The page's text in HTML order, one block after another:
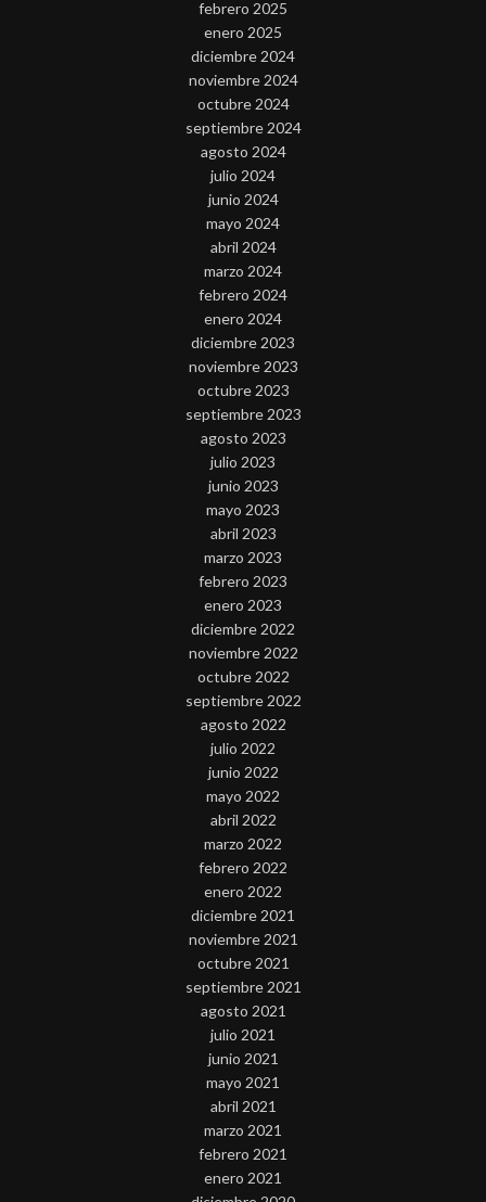
febrero 2025
enero 2025
diciembre 2024
noviembre 2024
octubre 2024
septiembre 2024
agosto 2024
julio 2024
junio 2024
mayo 2024
abril 2024
marzo 2024
febrero 2024
enero 2024
diciembre 2023
noviembre 2023
octubre 2023
septiembre 2023
agosto 2023
julio 2023
junio 2023
mayo 2023
abril 2023
marzo 2023
febrero 2023
enero 2023
diciembre 2022
noviembre 2022
octubre 2022
septiembre 2022
agosto 2022
julio 2022
junio 2022
mayo 2022
abril 2022
marzo 2022
febrero 2022
enero 2022
diciembre 2021
noviembre 2021
octubre 2021
septiembre 2021
agosto 2021
julio 2021
junio 2021
mayo 2021
abril 2021
marzo 2021
febrero 2021
enero 2021